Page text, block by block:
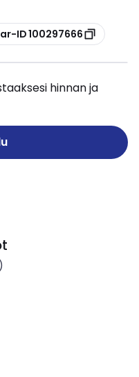
ID 100297666
hinnan ja